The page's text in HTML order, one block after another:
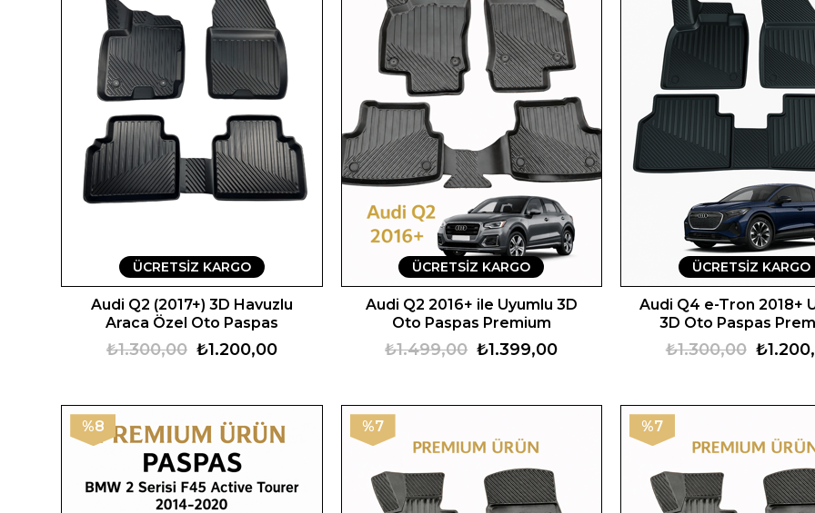
Audi Q2 (2017+) 3D Havuzlu
Araca Özel Oto Paspas
₺1.200,00
₺1.300,00
ÜCRETSIZ KARGO
Audi Q2 2016+ ile Uyumlu 3D
Oto Paspas Premium
₺1.399,00
₺1.499,00
ÜCRETSIZ KARGO
Audi Q4 e-Tron 2018+
3D Oto Paspas
₺1.300,00
ÜCRETSIZ KARGO
%8 %7 %7